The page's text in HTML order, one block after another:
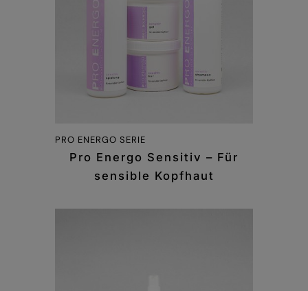
PRO ENERGO SERIE
Pro Energo Sensitiv – Für
sensible Kopfhaut